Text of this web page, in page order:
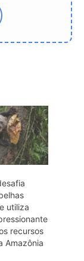
utiliza
recursos
Amazônia